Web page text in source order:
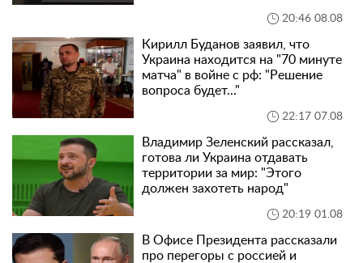
20:46 08.08
Кирилл Буданов заявил, что
Украина находится на "70 минуте
матча" в войне с рф: "Решение
вопроса будет..."
22:17 07.08
Владимир Зеленский рассказал,
готова ли Украина отдавать
территории за мир: "Этого
должен захотеть народ"
20:19 01.08
В Офисе Президента рассказали
про перегоры с россией и